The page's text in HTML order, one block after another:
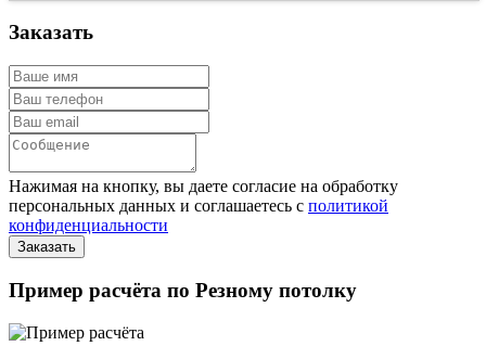
Заказать
Нажимая на кнопку, вы даете согласие на обработку
персональных данных и соглашаетесь с политикой
конфиденциальности
Пример расчёта по Резному потолку